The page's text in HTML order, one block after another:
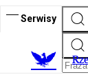
Serwisy
R